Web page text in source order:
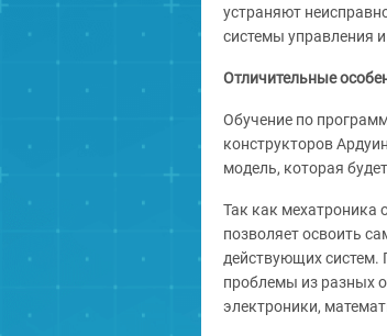
устраняют
системы управления
Отличительные
Обучение по
конструкторов
модель, которая
Так как мехатроника
позволяет освоить
действующих систем.
проблемы из разных
электроники,